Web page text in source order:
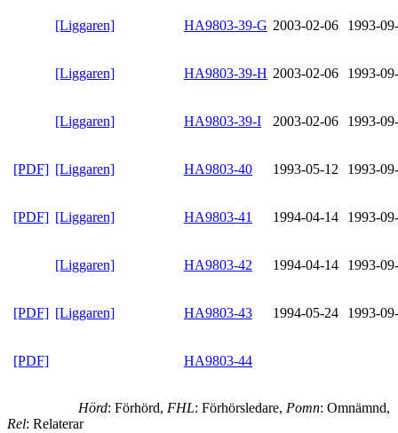
[Liggaren] HA9803-39-G 2003-02-06 1993-
[Liggaren] HA9803-39-H 2003-02-06 1993-
[Liggaren] HA9803-39-I 2003-02-06 1993-
[PDF] [Liggaren] HA9803-40 1993-05-12 1993-
[PDF] [Liggaren] HA9803-41 1994-04-14 1993-
[Liggaren] HA9803-42 1994-04-14 1993-
[PDF] [Liggaren] HA9803-43 1994-05-24 1993-
[PDF] HA9803-44
Hörd: Förhörd, FHL: Förhörsledare, Pomn: Omnämnd,
Rel: Relaterar